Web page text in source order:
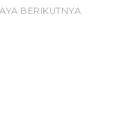
BERIKUTNYA.